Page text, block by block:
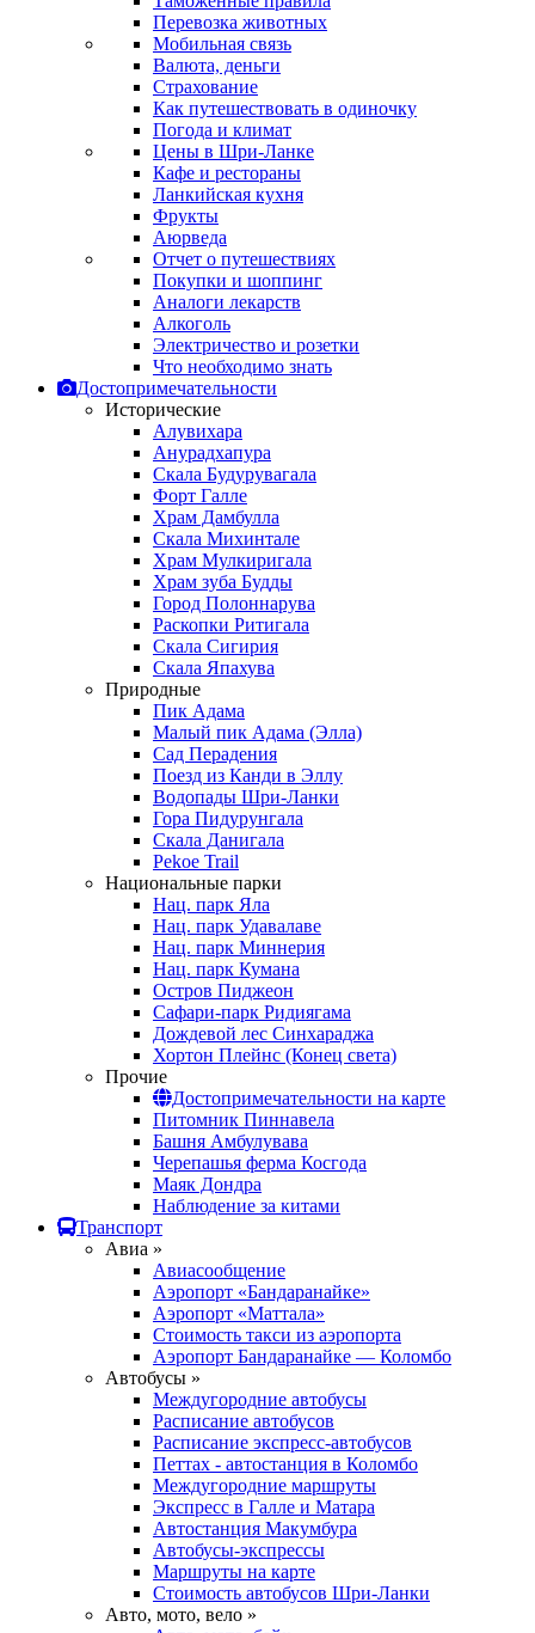
Перевозка животных
Мобильная связь
Валюта, деньги
Страхование
Как путешествовать в одиночку
Погода и климат
Цены в Шри-Ланке
Кафе и рестораны
Ланкийская кухня
Фрукты
Аюрведа
Отчет о путешествиях
Покупки и шоппинг
Аналоги лекарств
Алкоголь
Электричество и розетки
Что необходимо знать
Достопримечательности
Исторические
Алувихара
Анурадхапура
Скала Будурувагала
Форт Галле
Храм Дамбулла
Скала Михинтале
Храм Мулкиригала
Храм зуба Будды
Город Полоннарува
Раскопки Ритигала
Скала Сигирия
Скала Япахува
Природные
Пик Адама
Малый пик Адама (Элла)
Сад Перадения
Поезд из Канди в Эллу
Водопады Шри-Ланки
Гора Пидурунгала
Скала Данигала
Pekoe Trail
Национальные парки
Нац. парк Яла
Нац. парк Удавалаве
Нац. парк Миннерия
Нац. парк Кумана
Остров Пиджеон
Сафари-парк Ридиягама
Дождевой лес Синхараджа
Хортон Плейнс (Конец света)
Прочие
Достопримечательности на карте
Питомник Пиннавела
Башня Амбулувава
Черепашья ферма Косгода
Маяк Дондра
Наблюдение за китами
Транспорт
Авиа »
Авиасообщение
Аэропорт «Бандаранайке»
Аэропорт «Маттала»
Стоимость такси из аэропорта
Аэропорт Бандаранайке — Коломбо
Автобусы »
Междугородние автобусы
Расписание автобусов
Расписание экспресс-автобусов
Петтах - автостанция в Коломбо
Междугородние маршруты
Экспресс в Галле и Матара
Автостанция Макумбура
Автобусы-экспрессы
Маршруты на карте
Стоимость автобусов Шри-Ланки
Авто, мото, вело »